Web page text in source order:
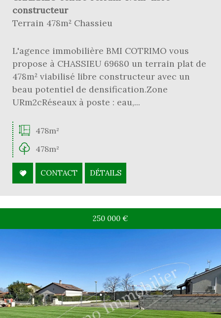
constructeur
Terrain 478m² Chassieu
L'agence immobilière BMI COTRIMO vous
propose à CHASSIEU 69680 un terrain plat de
478m² viabilisé libre constructeur avec un
beau potentiel de densification.Zone
URm2cRéseaux à poste : eau,...
478m²
478m²
CONTACT DÉTAILS
250 000 €